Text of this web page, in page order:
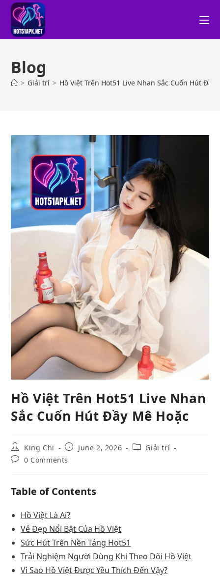
Blog
> Giải trí > Hồ Việt Trên Hot51 Live Nhan Sắc Cuốn Hút Đầy
Hồ Việt Trên Hot51 Live Nhan
Sắc Cuốn Hút Đầy Mê Hoặc
King Chi June 2, 2026
Giải trí
0 Comments
Table of Contents
Hồ Việt Là Ai?
Vẻ Đẹp Nổi Bật Của Hồ Việt
Sức Hút Trên Nền Tảng Hot51
Trải Nghiệm Người Dùng Khi Theo Dõi Hồ Việt
Vì Sao Hồ Việt Được Yêu Thích Đến Vậy?